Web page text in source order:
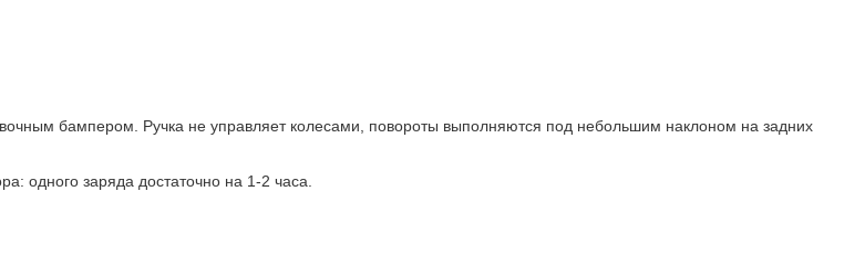
бампером. Ручка не управляет колесами, повороты выполняются под небольшим наклоном на задних
одного заряда достаточно на 1-2 часа.